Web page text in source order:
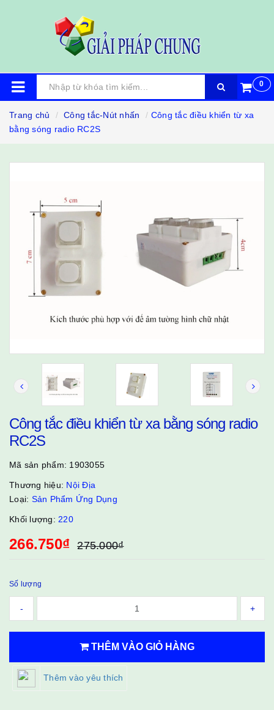
0
Trang chủ Công tắc-Nút nhấn
Công tắc điều khiển từ xa
bằng sóng radio RC2S
Công tắc điều khiển từ xa bằng sóng radio
RC2S
Mã sản phẩm: 1903055
Thương hiệu: Nội Địa
Loại: Sản Phẩm Ứng Dụng
Khối lượng: 220
266.750₫ 275.000₫
Số lượng
- +
THÊM VÀO GIỎ HÀNG
Thêm vào yêu thích